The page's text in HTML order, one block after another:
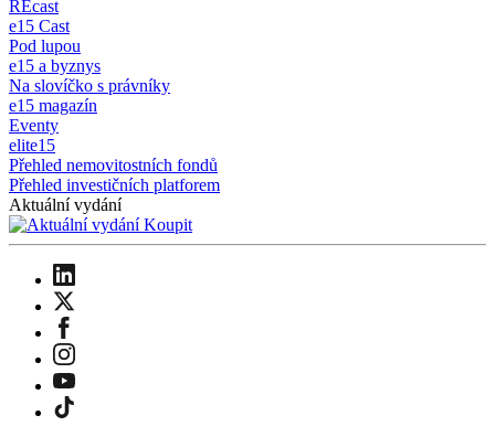
REcast
e15 Cast
Pod lupou
e15 a byznys
Na slovíčko s právníky
e15 magazín
Eventy
elite15
Přehled nemovitostních fondů
Přehled investičních platforem
Aktuální vydání
Koupit